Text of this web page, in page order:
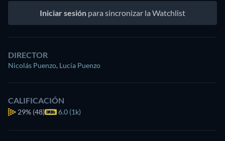
Iniciar sesión para sincronizar la Watchlist
DIRECTOR
Nicolás Puenzo, Lucía Puenzo
CALIFICACIÓN
29% (48) 6.0 (1k)